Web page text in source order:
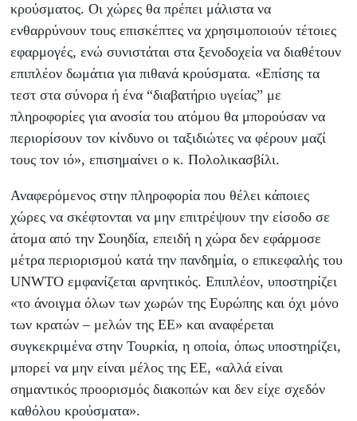
κρούσματος. Οι χώρες θα πρέπει μάλιστα να
ενθαρρύνουν τους επισκέπτες να χρησιμοποιούν τέτοιες
εφαρμογές, ενώ συνιστάται στα ξενοδοχεία να διαθέτουν
επιπλέον δωμάτια για πιθανά κρούσματα. «Επίσης τα
τεστ στα σύνορα ή ένα “διαβατήριο υγείας” με
πληροφορίες για ανοσία του ατόμου θα μπορούσαν να
περιορίσουν τον κίνδυνο οι ταξιδιώτες να φέρουν μαζί
τους τον ιό», επισημαίνει ο κ. Πολολικασβίλι.
Αναφερόμενος στην πληροφορία που θέλει κάποιες
χώρες να σκέφτονται να μην επιτρέψουν την είσοδο σε
άτομα από την Σουηδία, επειδή η χώρα δεν εφάρμοσε
μέτρα περιορισμού κατά την πανδημία, ο επικεφαλής του
UNWTO εμφανίζεται αρνητικός. Επιπλέον, υποστηρίζει
«το άνοιγμα όλων των χωρών της Ευρώπης και όχι μόνο
των κρατών – μελών της ΕΕ» και αναφέρεται
συγκεκριμένα στην Τουρκία, η οποία, όπως υποστηρίζει,
μπορεί να μην είναι μέλος της ΕΕ, «αλλά είναι
σημαντικός προορισμός διακοπών και δεν είχε σχεδόν
καθόλου κρούσματα».